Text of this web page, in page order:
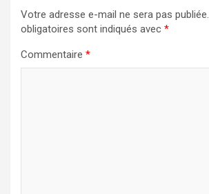
Votre adresse e-mail ne sera pas publiée.
obligatoires sont indiqués avec *
Commentaire *